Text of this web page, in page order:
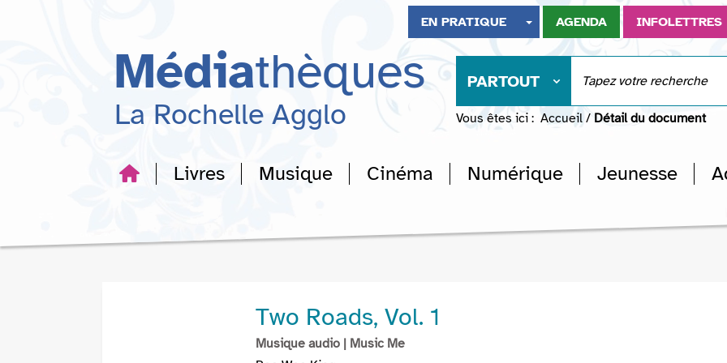
recherche
EN PRATIQUE AGENDA INFOLETTRES
Médiathèques
La Rochelle Agglo
PARTOUT
Vous êtes ici : Accueil / Détail du document
Livres Musique Cinéma Numérique Jeunesse
Two Roads, Vol. 1
Musique audio | Music Me